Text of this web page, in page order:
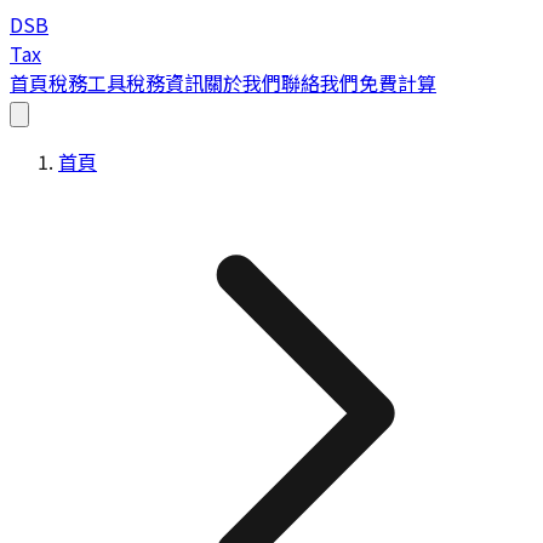
DSB
Tax
首頁稅務工具稅務資訊關於我們聯絡我們免費計算
首頁